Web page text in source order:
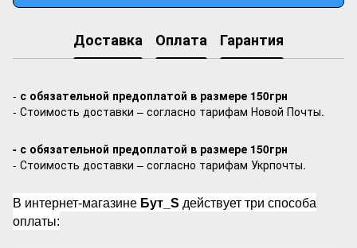
Доставка Оплата Гарантия
- с обязательной предоплатой в размере 150грн
- Стоимость доставки – согласно тарифам Новой Почты.
- с обязательной предоплатой в размере 150грн
- Стоимость доставки – согласно тарифам Укрпочты.
В интернет-магазине Бут_S действует три способа
оплаты: